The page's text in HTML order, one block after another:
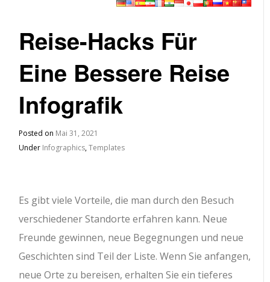
Reise-Hacks Für
Eine Bessere Reise
Infografik
Posted on Mai 31, 2021
Under Infographics,Templates
Es gibt viele Vorteile, die man durch den Besuch
verschiedener Standorte erfahren kann. Neue
Freunde gewinnen, neue Begegnungen und neue
Geschichten sind Teil der Liste. Wenn Sie anfangen,
neue Orte zu bereisen, erhalten Sie ein tieferes